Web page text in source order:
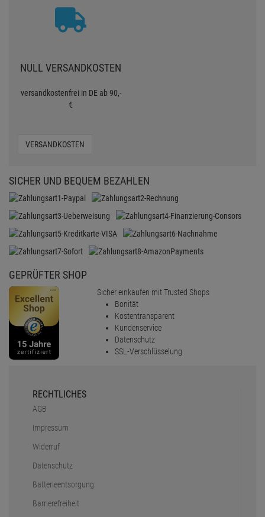
NULL VERSANDKOSTEN
versandkostenfrei in DE ab 90,-
€
VERSANDKOSTEN
SICHER UND BEQUEM BEZAHLEN
GEPRÜFTER SHOP
Sicher einkaufen mit Trusted Shops
Bonität
Kostentransparent
Kundenservice
Datenschutz
SSL-Verschlüsselung
RECHTLICHES
AGB
Impressum
Widerruf
Datenschutz
Batterieentsorgung
Barrierefreiheit